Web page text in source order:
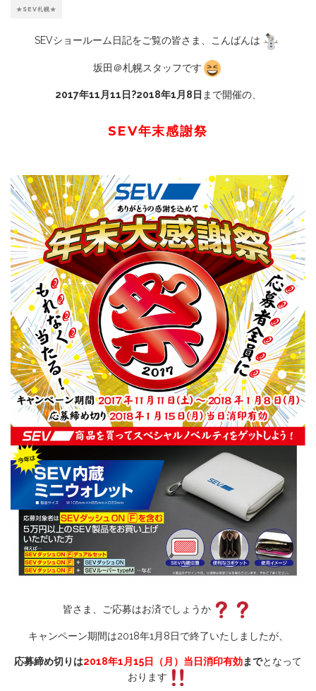
★SEV札幌★
SEVショールーム日記をご覧の皆さま、こんばんは
坂田＠札幌スタッフです
2017年11月11日?2018年1月8日 まで開催の、
SEV年末感謝祭
皆さま、ご応募はお済でしょうか
キャンペーン期間は2018年1月8日で終了いたしましたが、
応募締め切りは2018年1月15日（月）当日消印有効までとなって
おります